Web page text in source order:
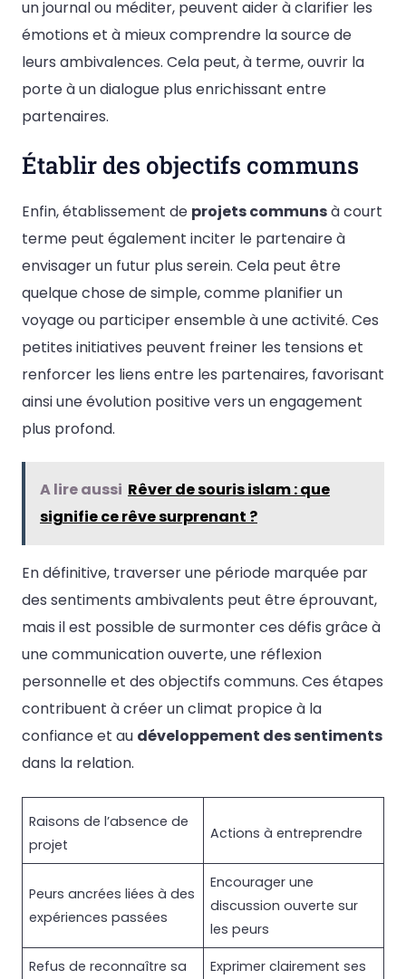
un journal ou méditer, peuvent aider à clarifier les
émotions et à mieux comprendre la source de
leurs ambivalences. Cela peut, à terme, ouvrir la
porte à un dialogue plus enrichissant entre
partenaires.
Établir des objectifs communs
Enfin, établissement de projets communsà court
terme peut également inciter le partenaire à
envisager un futur plus serein. Cela peut être
quelque chose de simple, comme planifier un
voyage ou participer ensemble à une activité. Ces
petites initiatives peuvent freiner les tensions et
renforcer les liens entre les partenaires, favorisant
ainsi une évolution positive vers un engagement
plus profond.
A lire aussi Rêver de souris islam : que
signifie ce rêve surprenant ?
En définitive, traverser une période marquée par
des sentiments ambivalents peut être éprouvant,
mais il est possible de surmonter ces défis grâce à
une communication ouverte, une réflexion
personnelle et des objectifs communs. Ces étapes
contribuent à créer un climat propice à la
confiance et au développement des sentiments
dans la relation.
Raisons de l’absence de
projet
Actions à entreprendre
Peurs ancrées liées à des
expériences passées
Encourager une
discussion ouverte sur
les peurs
Refus de reconnaître sa
Exprimer clairement ses